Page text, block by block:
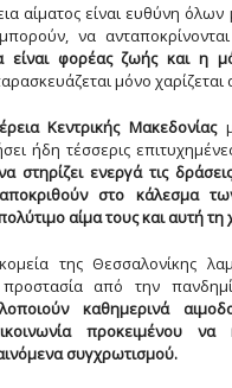
αίματος είναι ευθύνη όλων
να
είναι φορέας ζωής και η
μόνο
Κεντρικής Μακεδονίας
ήδη τέσσερις
στηρίζει ενεργά τις
στο κάλεσμα
αίμα τους και αυτή τη
της Θεσσαλονίκης
από την
καθημερινά
προκειμένου
συγχρωτισμού.